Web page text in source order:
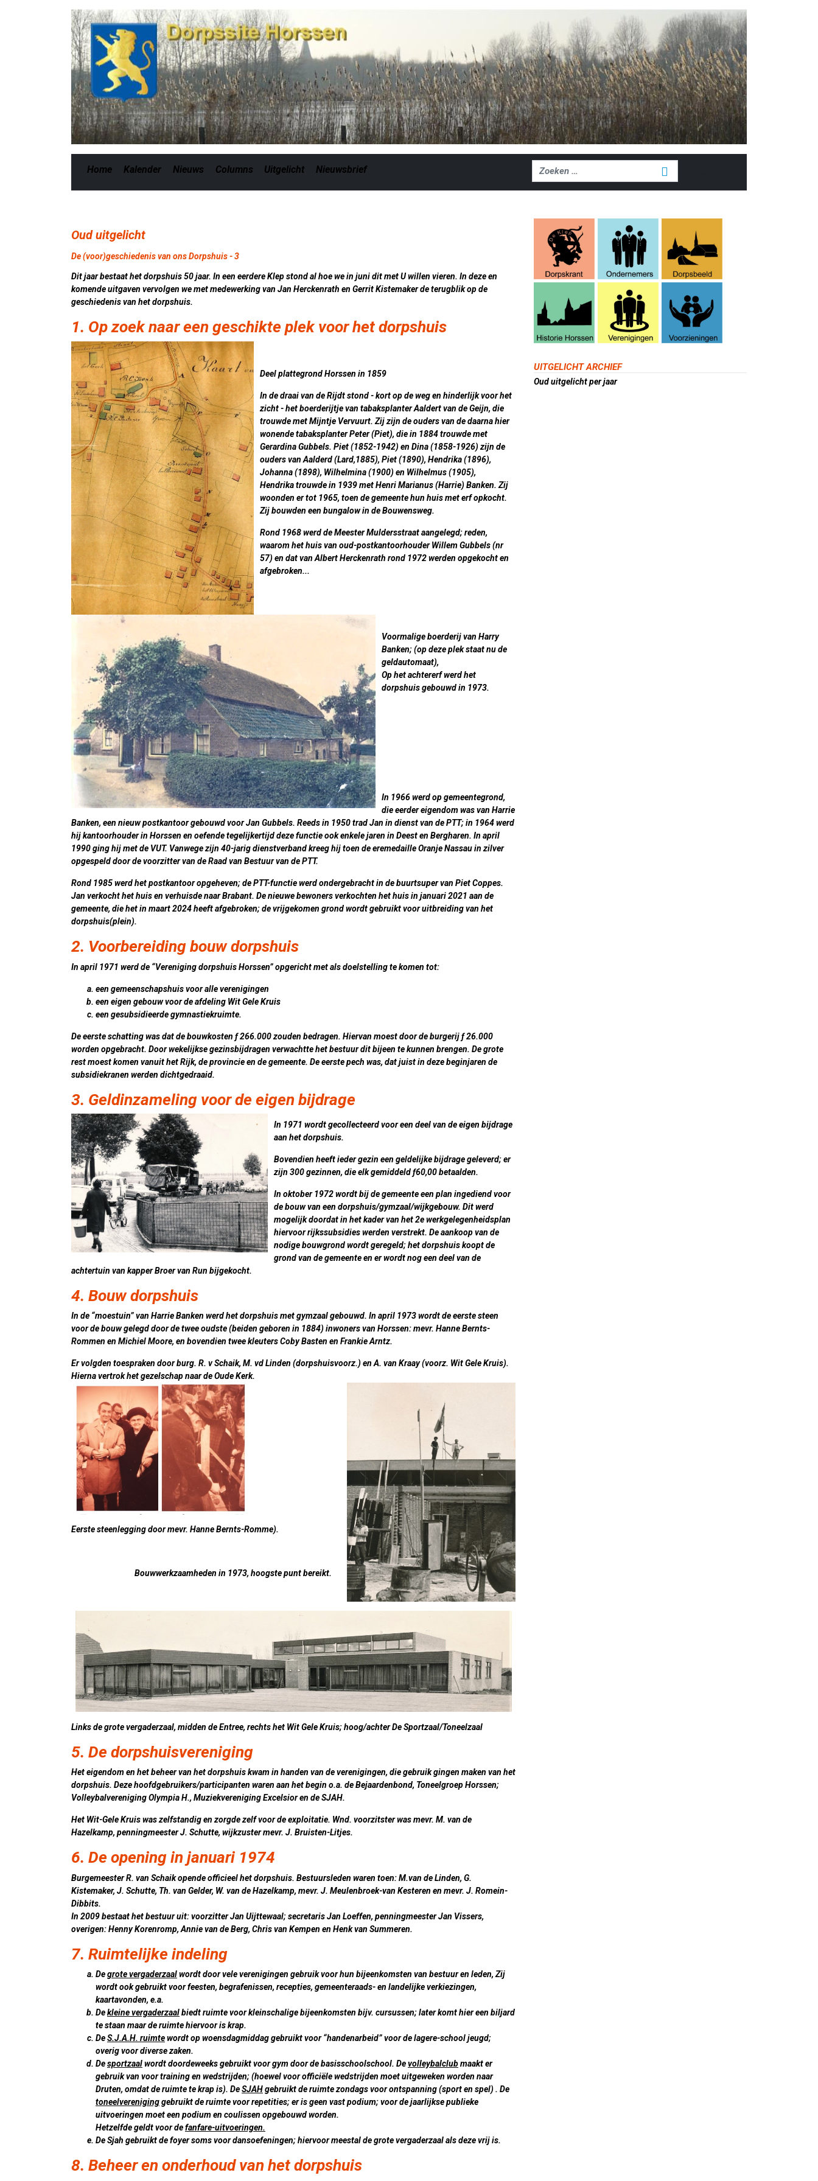
Home Kalender Nieuws Columns Uitgelicht Nieuwsbrief
Zoeken
Oud uitgelicht
De (voor)geschiedenis van ons Dorpshuis - 3
Dit jaar bestaat het dorpshuis 50 jaar. In een eerdere Klep stond al hoe we in juni dit met U willen vieren. In deze en
komende uitgaven vervolgen we met medewerking van Jan Herckenrath en Gerrit Kistemaker de terugblik op de
geschiedenis van het dorpshuis.
1. Op zoek naar een geschikte plek voor het dorpshuis
Deel plattegrond Horssen in 1859
In de draai van de Rijdt stond - kort op de weg en hinderlijk voor het
zicht - het boerderijtje van tabaksplanter Aaldert van de Geijn, die
trouwde met Mijntje Vervuurt. Zij zijn de ouders van de daarna hier
wonende tabaksplanter Peter (Piet), die in 1884 trouwde met
Gerardina Gubbels. Piet (1852-1942) en Dina (1858-1926) zijn de
ouders van Aalderd (Lard,1885), Piet (1890), Hendrika (1896),
Johanna (1898), Wilhelmina (1900) en Wilhelmus (1905),
Hendrika trouwde in 1939 met Henri Marianus (Harrie) Banken. Zij
woonden er tot 1965, toen de gemeente hun huis met erf opkocht.
Zij bouwden een bungalow in de Bouwensweg.
Rond 1968 werd de Meester Muldersstraat aangelegd; reden,
waarom het huis van oud-postkantoorhouder Willem Gubbels (nr
57) en dat van Albert Herckenrath rond 1972 werden opgekocht en
afgebroken...
Voormalige boerderij van Harry
Banken; (op deze plek staat nu de
geldautomaat),
Op het achtererf werd het
dorpshuis gebouwd in 1973.
In 1966 werd op gemeentegrond,
die eerder eigendom was van Harrie
Banken, een nieuw postkantoor gebouwd voor Jan Gubbels. Reeds in 1950 trad Jan in dienst van de PTT; in 1964 werd
hij kantoorhouder in Horssen en oefende tegelijkertijd deze functie ook enkele jaren in Deest en Bergharen. In april
1990 ging hij met de VUT. Vanwege zijn 40-jarig dienstverband kreeg hij toen de eremedaille Oranje Nassau in zilver
opgespeld door de voorzitter van de Raad van Bestuur van de PTT.
Rond 1985 werd het postkantoor opgeheven; de PTT-functie werd ondergebracht in de buurtsuper van Piet Coppes.
Jan verkocht het huis en verhuisde naar Brabant. De nieuwe bewoners verkochten het huis in januari 2021 aan de
gemeente, die het in maart 2024 heeft afgebroken; de vrijgekomen grond wordt gebruikt voor uitbreiding van het
dorpshuis(plein).
2. Voorbereiding bouw dorpshuis
In april 1971 werd de “Vereniging dorpshuis Horssen” opgericht met als doelstelling te komen tot:
een gemeenschapshuis voor alle verenigingen
een eigen gebouw voor de afdeling Wit Gele Kruis
een gesubsidieerde gymnastiekruimte.
De eerste schatting was dat de bouwkosten ƒ 266.000 zouden bedragen. Hiervan moest door de burgerij ƒ 26.000
worden opgebracht. Door wekelijkse gezinsbijdragen verwachtte het bestuur dit bijeen te kunnen brengen. De grote
rest moest komen vanuit het Rijk, de provincie en de gemeente. De eerste pech was, dat juist in deze beginjaren de
subsidiekranen werden dichtgedraaid.
3. Geldinzameling voor de eigen bijdrage
In 1971 wordt gecollecteerd voor een deel van de eigen bijdrage
aan het dorpshuis.
Bovendien heeft ieder gezin een geldelijke bijdrage geleverd; er
zijn 300 gezinnen, die elk gemiddeld ƒ60,00 betaalden.
In oktober 1972 wordt bij de gemeente een plan ingediend voor
de bouw van een dorpshuis/gymzaal/wijkgebouw. Dit werd
mogelijk doordat in het kader van het 2e werkgelegenheidsplan
hiervoor rijkssubsidies werden verstrekt. De aankoop van de
nodige bouwgrond wordt geregeld; het dorpshuis koopt de
grond van de gemeente en er wordt nog een deel van de
achtertuin van kapper Broer van Run bijgekocht.
4. Bouw dorpshuis
In de “moestuin” van Harrie Banken werd het dorpshuis met gymzaal gebouwd. In april 1973 wordt de eerste steen
voor de bouw gelegd door de twee oudste (beiden geboren in 1884) inwoners van Horssen: mevr. Hanne Bernts-
Rommen en Michiel Moore, en bovendien twee kleuters Coby Basten en Frankie Arntz.
Er volgden toespraken door burg. R. v Schaik, M. vd Linden (dorpshuisvoorz.) en A. van Kraay (voorz. Wit Gele Kruis).
Hierna vertrok het gezelschap naar de Oude Kerk.
Eerste steenlegging door mevr. Hanne Bernts-Romme).
Bouwwerkzaamheden in 1973, hoogste punt bereikt.
Links de grote vergaderzaal, midden de Entree, rechts het Wit Gele Kruis; hoog/achter De Sportzaal/Toneelzaal
5. De dorpshuisvereniging
Het eigendom en het beheer van het dorpshuis kwam in handen van de verenigingen, die gebruik gingen maken van het
dorpshuis. Deze hoofdgebruikers/participanten waren aan het begin o.a. de Bejaardenbond, Toneelgroep Horssen;
Volleybalvereniging Olympia H., Muziekvereniging Excelsior en de SJAH.
Het Wit-Gele Kruis was zelfstandig en zorgde zelf voor de exploitatie. Wnd. voorzitster was mevr. M. van de
Hazelkamp, penningmeester J. Schutte, wijkzuster mevr. J. Bruisten-Litjes.
6. De opening in januari 1974
Burgemeester R. van Schaik opende officieel het dorpshuis. Bestuursleden waren toen: M.van de Linden, G.
Kistemaker, J. Schutte, Th. van Gelder, W. van de Hazelkamp, mevr. J. Meulenbroek-van Kesteren en mevr. J. Romein-
Dibbits.
In 2009 bestaat het bestuur uit: voorzitter Jan Uijttewaal; secretaris Jan Loeffen, penningmeester Jan Vissers,
overigen: Henny Korenromp, Annie van de Berg, Chris van Kempen en Henk van Summeren.
7. Ruimtelijke indeling
Degrote vergaderzaalwordt door vele verenigingen gebruik voor hun bijeenkomsten van bestuur en leden, Zij
wordt ook gebruikt voor feesten, begrafenissen, recepties, gemeenteraads- en landelijke verkiezingen,
kaartavonden, e.a.
Dekleine vergaderzaalbiedt ruimte voor kleinschalige bijeenkomsten bijv. cursussen; later komt hier een biljard
te staan maar de ruimte hiervoor is krap.
DeS.J.A.H. ruimtewordt op woensdagmiddag gebruikt voor “handenarbeid” voor de lagere-school jeugd;
overig voor diverse zaken.
Desportzaalwordt doordeweeks gebruikt voor gym door de basisschoolschool. Devolleybalclubmaakt er
gebruik van voor training en wedstrijden; (hoewel voor officiële wedstrijden moet uitgeweken worden naar
Druten, omdat de ruimte te krap is). DeSJAHgebruikt de ruimte zondags voor ontspanning (sport en spel) . De
toneelvereniginggebruikt de ruimte voor repetities; er is geen vast podium; voor de jaarlijkse publieke
uitvoeringen moet een podium en coulissen opgebouwd worden.
Hetzelfde geldt voor defanfare-uitvoeringen.
De Sjah gebruikt de foyer soms voor dansoefeningen; hiervoor meestal de grote vergaderzaal als deze vrij is.
8. Beheer en onderhoud van het dorpshuis
UITGELICHT ARCHIEF
Oud uitgelicht per jaar